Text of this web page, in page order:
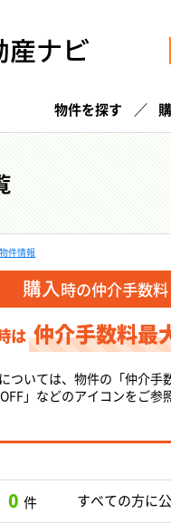
物件を探す
件情報
購入時の仲介手数料
は 仲介手数料最
ついては、物件の「仲介手
」などのアイコンをご参
0 件 すべての方に